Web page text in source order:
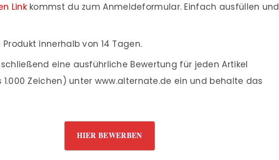
Linkkommst du zum Anmeldeformular. Einfach ausfüllen und
innerhalb von 14 Tagen.
eine ausführliche Bewertung für jeden Artikel
Zeichen) unter www.alternate.de ein und behalte das
HIER BEWERBEN